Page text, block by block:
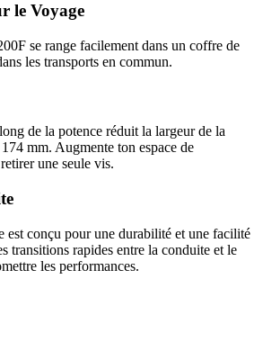
le Voyage
se range facilement dans un coffre de
les transports en commun.
de la potence réduit la largeur de la
mm. Augmente ton espace de
une seule vis.
est conçu pour une durabilité et une facilité
transitions rapides entre la conduite et le
les performances.